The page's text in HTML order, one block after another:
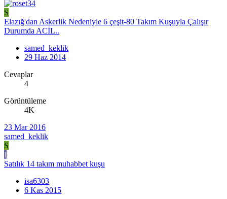
S
Elazığ'dan Askerlik Nedeniyle 6 çeşit-80 Takım Kuşuyla Çalışır
Durumda ACİL..
samed_keklik
29 Haz 2014
Cevaplar
4
Görüntüleme
4K
23 Mar 2016
samed_keklik
S
I
Satılık 14 takım muhabbet kuşu
isa6303
6 Kas 2015